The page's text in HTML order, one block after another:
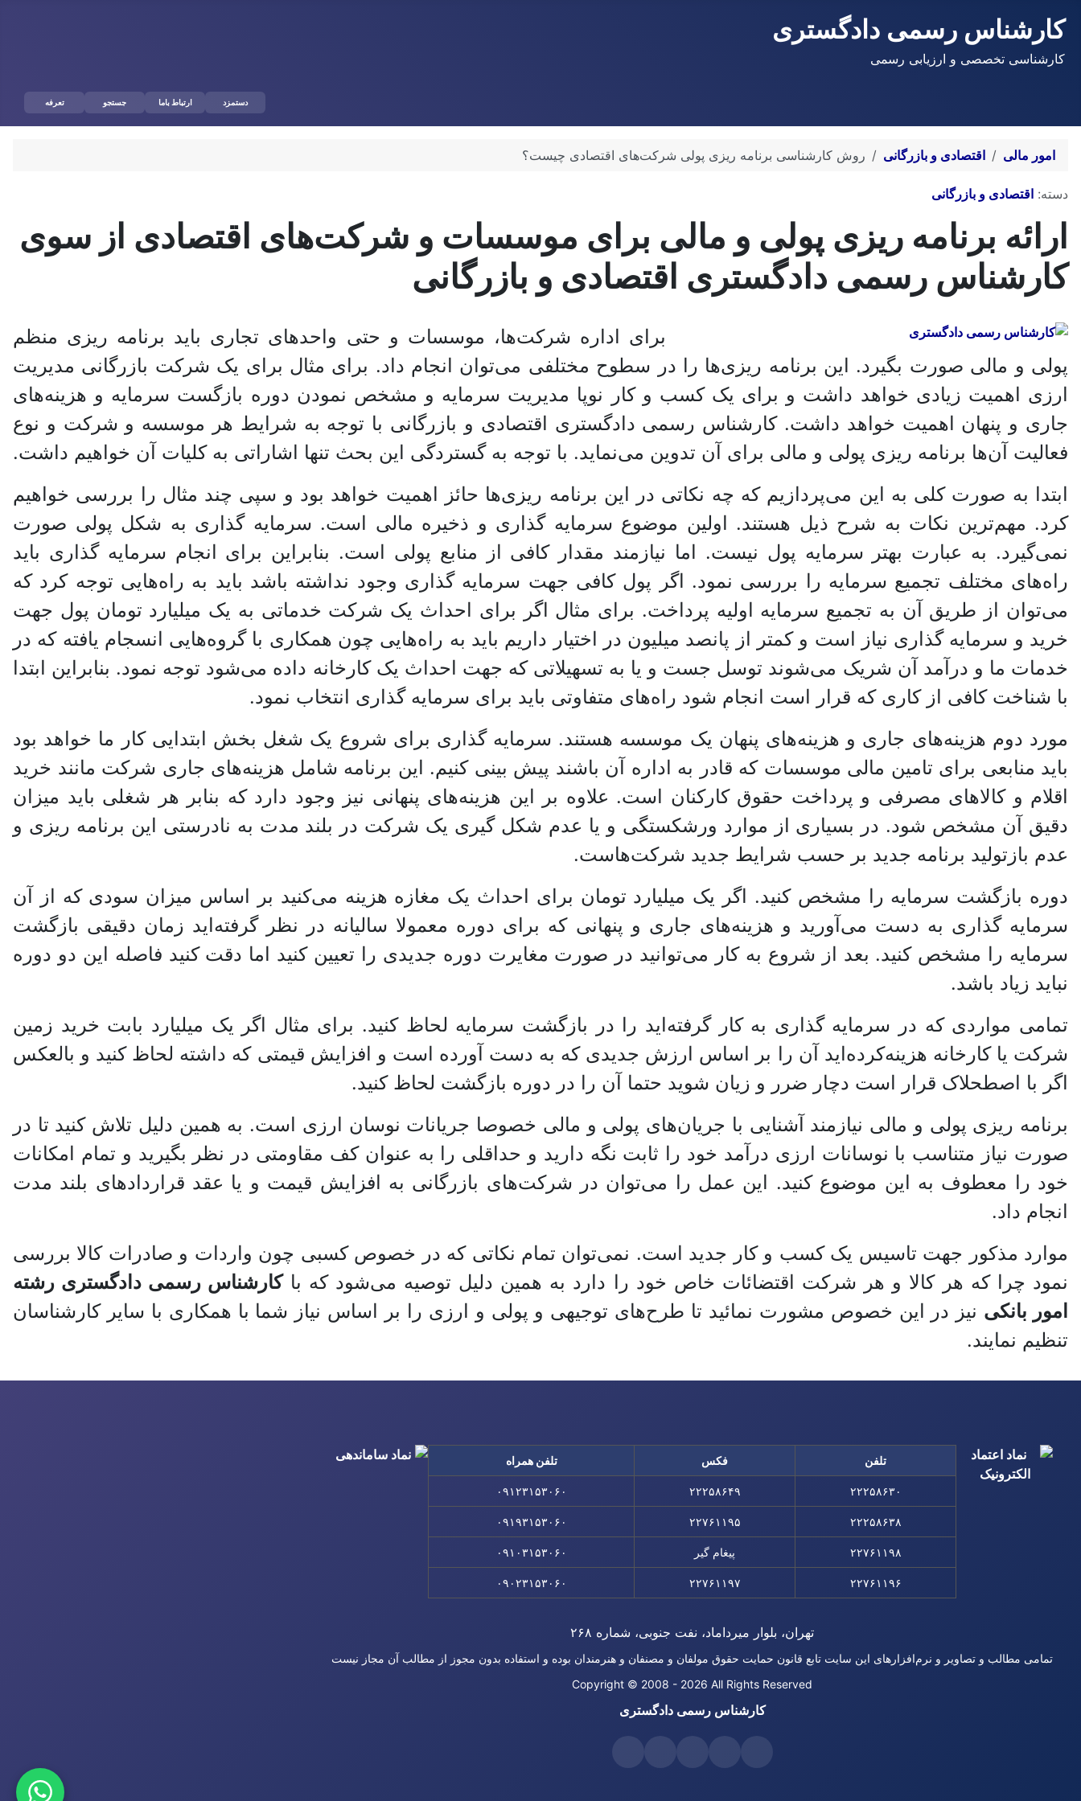
کارشناس رسمی دادگستری
کارشناسی تخصصی و ارزیابی رسمی
دستمزد ارتباط باما جستجو تعرفه
امور مالی اقتصادی و بازرگانی روش کارشناسی برنامه ریزی پولی شرکت‌های اقتصادی چیست؟
توضیحات
دسته: اقتصادی و بازرگانی
ارائه برنامه ریزی پولی و مالی برای موسسات و شرکت‌های اقتصادی از سوی
کارشناس رسمی دادگستری اقتصادی و بازرگانی
برای اداره شرکت‌ها، موسسات و حتی واحد‌های تجاری باید برنامه ریزی منظم
پولی و مالی صورت بگیرد. این برنامه ریزی‌ها را در سطوح مختلفی می‌توان انجام داد. برای مثال برای یک شرکت بازرگانی مدیریت
ارزی اهمیت زیادی خواهد داشت و برای یک کسب و کار نوپا مدیریت سرمایه و مشخص نمودن دوره بازگست سرمایه و هزینه‌های
جاری و پنهان اهمیت خواهد داشت. کارشناس رسمی دادگستری اقتصادی و بازرگانی با توجه به شرایط هر موسسه و شرکت و نوع
فعالیت‌ آن‌ها برنامه ریزی پولی و مالی برای آن تدوین می‌نماید. با توجه به گستردگی این بحث تنها اشاراتی به کلیات آن خواهیم داشت.
ابتدا به صورت کلی به این می‌پردازیم که چه نکاتی در این برنامه ریزی‌ها حائز اهمیت خواهد بود و سپی چند مثال را بررسی خواهیم
کرد. مهم‌ترین نکات به شرح ذیل هستند. اولین موضوع سرمایه گذاری و ذخیره مالی است. سرمایه گذاری به شکل پولی صورت
نمی‌گیرد. به عبارت بهتر سرمایه پول نیست. اما نیازمند مقدار کافی از منابع پولی است. بنابراین برای انجام سرمایه گذاری باید
راه‌های مختلف تجمیع سرمایه را بررسی نمود. اگر پول کافی جهت سرمایه گذاری وجود نداشته باشد باید به راه‌هایی توجه کرد که
می‌توان از طریق آن به تجمیع سرمایه اولیه پرداخت. برای مثال اگر برای احداث یک شرکت خدماتی به یک میلیارد تومان پول جهت
خرید و سرمایه گذاری نیاز است و کمتر از پانصد میلیون در اختیار داریم باید به راه‌هایی چون همکاری با گروه‌هایی انسجام یافته که در
خدمات ما و درآمد آن شریک می‌شوند توسل جست و یا به تسهیلاتی که جهت احداث یک کارخانه داده می‌شود توجه نمود. بنابراین ابتدا
با شناخت کافی از کاری که قرار است انجام شود راه‌های متفاوتی باید برای سرمایه گذاری انتخاب نمود.
مورد دوم هزینه‌های جاری و هزینه‌های پنهان یک موسسه هستند. سرمایه گذاری برای شروع یک شغل بخش ابتدایی کار ما خواهد بود
باید منابعی برای تامین مالی موسسات که قادر به اداره آن باشند پیش بینی کنیم. این برنامه شامل هزینه‌های جاری شرکت مانند خرید
اقلام و کالا‌های مصرفی و پرداخت حقوق کارکنان است. علاوه بر این هزینه‌های پنهانی نیز وجود دارد که بنابر هر شغلی باید میزان
دقیق آن مشخص شود. در بسیاری از موارد ورشکستگی و یا عدم شکل گیری یک شرکت در بلند مدت به نادرستی این برنامه ریزی و
عدم بازتولید برنامه جدید بر حسب شرایط جدید شرکت‌هاست.
دوره بازگشت سرمایه را مشخص کنید. اگر یک میلیارد تومان برای احداث یک مغازه هزینه می‌کنید بر اساس میزان سودی که از آن
سرمایه گذاری به دست می‌آورید و هزینه‌های جاری و پنهانی که برای دوره معمولا سالیانه در نظر گرفته‌اید زمان دقیقی بازگشت
سرمایه را مشخص کنید. بعد از شروع به کار می‌توانید در صورت مغایرت دوره جدیدی را تعیین کنید اما دقت کنید فاصله این دو دوره
نباید زیاد باشد.
تمامی مواردی که در سرمایه گذاری به کار گرفته‌اید را در بازگشت سرمایه لحاظ کنید. برای مثال اگر یک میلیارد بابت خرید زمین
شرکت یا کارخانه هزینه‌کرده‌اید آن را بر اساس ارزش جدیدی که به دست آورده است و افزایش قیمتی که داشته لحاظ کنید و بالعکس
اگر با اصطحلاک قرار است دچار ضرر و زیان شوید حتما آن را در دوره بازگشت لحاظ کنید.
برنامه ریزی پولی و مالی نیازمند آشنایی با جریان‌های پولی و مالی خصوصا جریانات نوسان ارزی است. به همین دلیل تلاش کنید تا در
صورت نیاز متناسب با نوسانات ارزی درآمد خود را ثابت نگه دارید و حداقلی را به عنوان کف مقاومتی در نظر بگیرید و تمام امکانات
خود را معطوف به این موضوع کنید. این عمل را می‌توان در شرکت‌های بازرگانی به افزایش قیمت و یا عقد قرارداد‌های بلند مدت
انجام داد.
موارد مذکور جهت تاسیس یک کسب و کار جدید است. نمی‌توان تمام نکاتی که در خصوص کسبی چون واردات و صادرات کالا بررسی
نمود چرا که هر کالا و هر شرکت اقتضائات خاص خود را دارد به همین دلیل توصیه می‌شود که باکارشناس رسمی دادگستری رشته
امور بانکی نیز در این خصوص مشورت نمائید تا طرح‌های توجیهی و پولی و ارزی را بر اساس نیاز شما با همکاری با سایر کارشناسان
تنظیم نمایند.
تلفن فکس تلفن همراه
۲۲۲۵۸۶۳۰ ۲۲۲۵۸۶۴۹ ۰۹۱۲۳۱۵۳۰۶۰
۲۲۲۵۸۶۳۸ ۲۲۷۶۱۱۹۵ ۰۹۱۹۳۱۵۳۰۶۰
۲۲۷۶۱۱۹۸ پیغام گیر ۰۹۱۰۳۱۵۳۰۶۰
۲۲۷۶۱۱۹۶ ۲۲۷۶۱۱۹۷ ۰۹۰۲۳۱۵۳۰۶۰
تهران، بلوار میرداماد، نفت جنوبی، شماره ۲۶۸
تمامی مطالب و تصاویر و نرم‌افزارهای این سایت تابع قانون حمایت حقوق مولفان و مصنفان و هنرمندان بوده و استفاده بدون مجوز از مطالب آن مجاز نیست
Copyright © 2008 - 2026 All Rights Reserved
کارشناس رسمی دادگستری